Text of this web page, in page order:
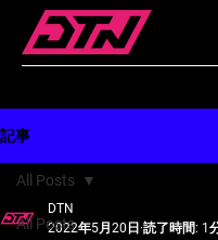
記事
All Posts
All Posts
DTN
2022年5月20日 読了時間: 1